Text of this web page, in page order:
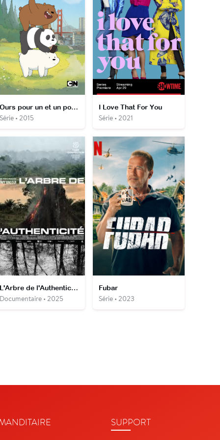
Ours pour un et un pour t'ours
• 2015
I Love That For You
Série • 2021
L'Arbre de l'Authenticité
• 2025
Fubar
Série • 2023
SUPPORT